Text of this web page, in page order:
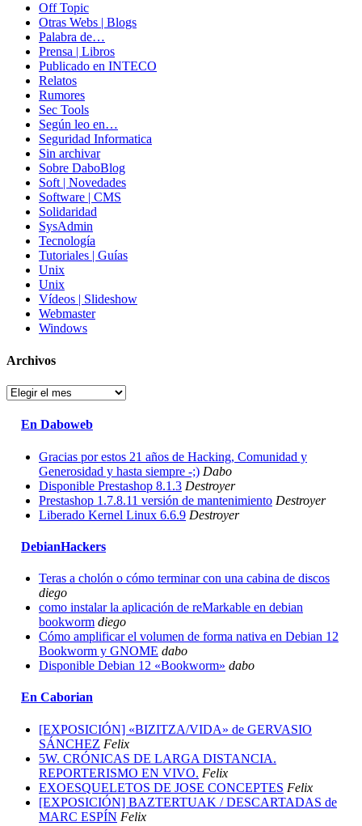
Off Topic
Otras Webs | Blogs
Palabra de…
Prensa | Libros
Publicado en INTECO
Relatos
Rumores
Sec Tools
Según leo en…
Seguridad Informatica
Sin archivar
Sobre DaboBlog
Soft | Novedades
Software | CMS
Solidaridad
SysAdmin
Tecnología
Tutoriales | Guías
Unix
Unix
Vídeos | Slideshow
Webmaster
Windows
Archivos
Archivos
En Daboweb
Gracias por estos 21 años de Hacking, Comunidad y
Generosidad y hasta siempre -;) Dabo
Disponible Prestashop 8.1.3 Destroyer
Prestashop 1.7.8.11 versión de mantenimiento Destroyer
Liberado Kernel Linux 6.6.9 Destroyer
DebianHackers
Teras a cholón o cómo terminar con una cabina de discos
diego
como instalar la aplicación de reMarkable en debian
bookworm diego
Cómo amplificar el volumen de forma nativa en Debian 12
Bookworm y GNOME dabo
Disponible Debian 12 «Bookworm» dabo
En Caborian
[EXPOSICIÓN] «BIZITZA/VIDA» de GERVASIO
SÁNCHEZ Felix
5W. CRÓNICAS DE LARGA DISTANCIA.
REPORTERISMO EN VIVO. Felix
EXOESQUELETOS DE JOSE CONCEPTES Felix
[EXPOSICIÓN] BAZTERTUAK / DESCARTADAS de
MARC ESPÍN Felix